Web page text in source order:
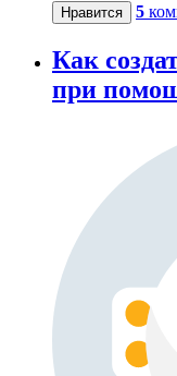
Нравится 5
Как
при